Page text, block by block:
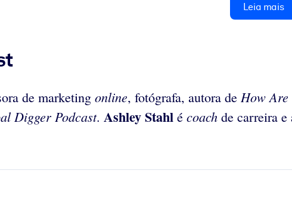
Leia mais
de marketing online, fotógrafa, autora de How Are
Digger Podcast. Ashley Stahl é coach de carreira e